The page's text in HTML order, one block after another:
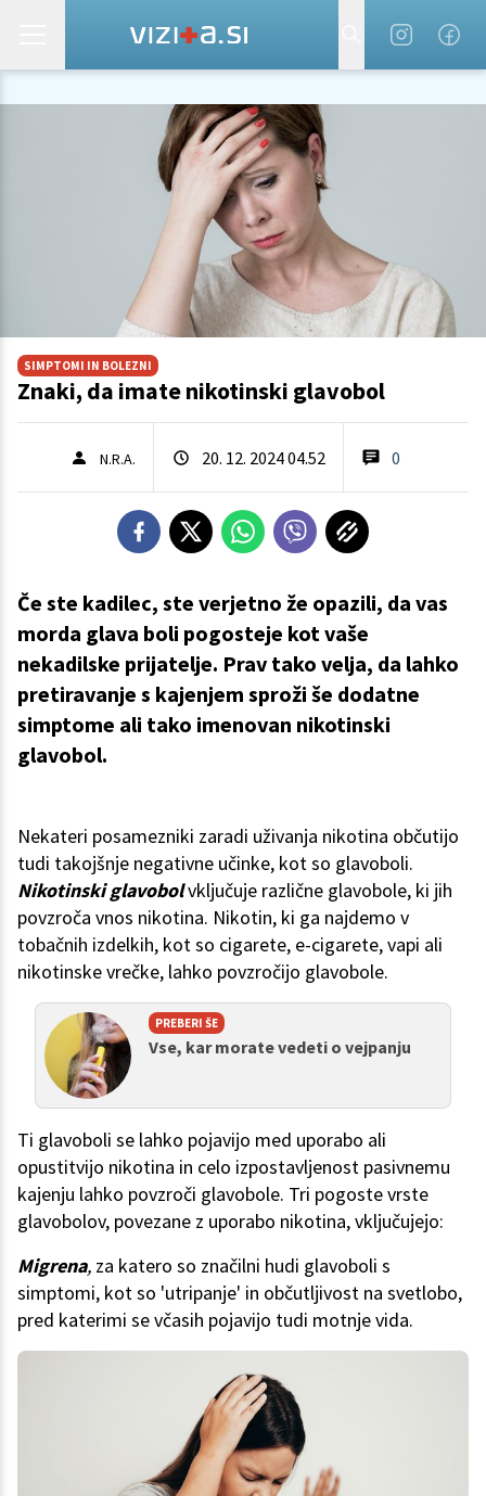
SIMPTOMI IN BOLEZNI
Znaki, da imate nikotinski glavobol
N.R.A. 20. 12. 2024 04.52 0
Če ste kadilec, ste verjetno že opazili, da vas
morda glava boli pogosteje kot vaše
nekadilske prijatelje. Prav tako velja, da lahko
pretiravanje s kajenjem sproži še dodatne
simptome ali tako imenovan nikotinski
glavobol.
Nekateri posamezniki zaradi uživanja nikotina občutijo
tudi takojšnje negativne učinke, kot so glavoboli.
Nikotinski glavobolvključuje različne glavobole, ki jih
povzroča vnos nikotina. Nikotin, ki ga najdemo v
tobačnih izdelkih, kot so cigarete, e-cigarete, vapi ali
nikotinske vrečke, lahko povzročijo glavobole.
PREBERI ŠE
Vse, kar morate vedeti o vejpanju
Ti glavoboli se lahko pojavijo med uporabo ali
opustitvijo nikotina in celo izpostavljenost pasivnemu
kajenju lahko povzroči glavobole. Tri pogoste vrste
glavobolov, povezane z uporabo nikotina, vključujejo:
Migrena, za katero so značilni hudi glavoboli s
simptomi, kot so 'utripanje' in občutljivost na svetlobo,
pred katerimi se včasih pojavijo tudi motnje vida.